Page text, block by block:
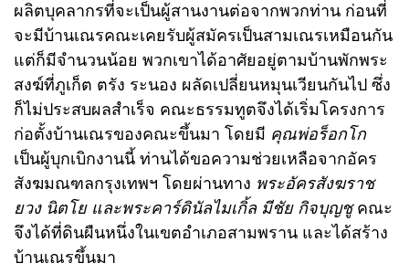
ผลิตบุคลากรที่จะเป็นผู้สานงานต่อจากพวกท่าน ก่อนที่
จะมีบ้านเณรคณะเคยรับผู้สมัครเป็นสามเณรเหมือนกัน
แต่ก็มีจำนวนน้อย พวกเขาได้อาศัยอยู่ตามบ้านพักพระ
สงฆ์ที่ภูเก็ต ตรัง ระนอง ผลัดเปลี่ยนหมุนเวียนกันไป ซึ่ง
ก็ไม่ประสบผลสำเร็จ คณะธรรมทูตจึงได้เริ่มโครงการ
ก่อตั้งบ้านเณรของคณะขึ้นมา โดยมี คุณพ่อร็อกโก
เป็นผู้บุกเบิกงานนี้ ท่านได้ขอความช่วยเหลือจากอัคร
สังฆมณฑลกรุงเทพฯ โดยผ่านทาง พระอัครสังฆราช
ยวง นิตโย และพระคาร์ดินัลไมเกิ้ล มีชัย กิจบุญชูคณะ
จึงได้ที่ดินผืนหนึ่งในเขตอำเภอสามพราน และได้สร้าง
บ้านเณรขึ้นมา